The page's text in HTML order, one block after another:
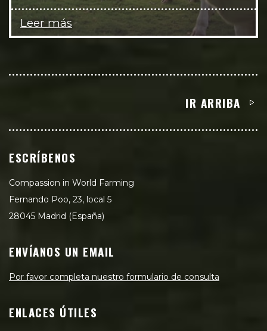
Leer más
IR ARRIBA
ESCRÍBENOS
Compassion in World Farming
Fernando Poo, 23, local 5
28045 Madrid (España)
ENVÍANOS UN EMAIL
Por favor completa nuestro formulario de consulta
ENLACES ÚTILES